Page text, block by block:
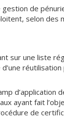
de
selon des
sur une liste
d’une
d’application
ayant fait
de